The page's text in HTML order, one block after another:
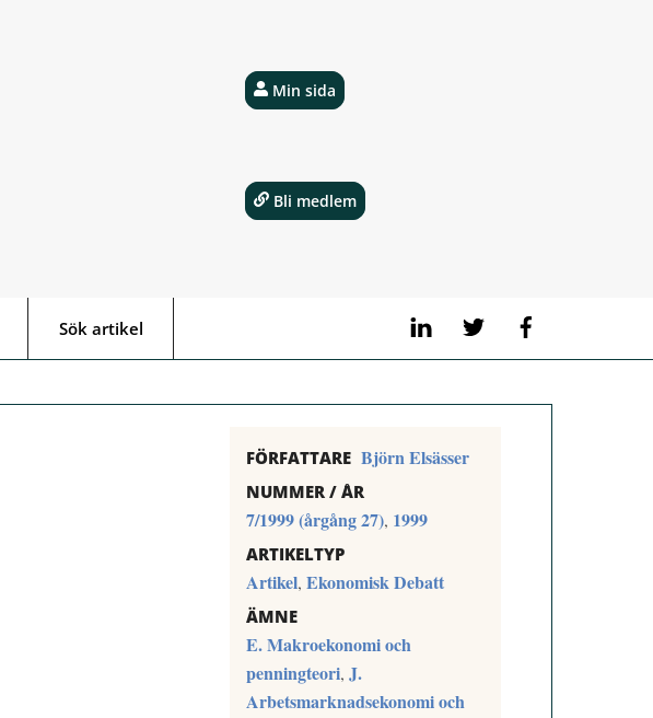
LinkedIn Twitter
Sök artikel
Min sida
Bli medlem
FÖRFATTARE Björn Elsässer
NUMMER / ÅR
7/1999 (årgång 27), 1999
ARTIKELTYP
Artikel, Ekonomisk Debatt
ÄMNE
E. Makroekonomi och
penningteori, J.
Arbetsmarknadsekonomi och